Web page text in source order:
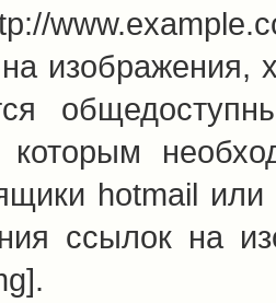
которым
hotmail
ссылок на